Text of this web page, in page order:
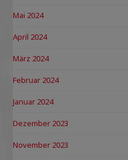
Mai 2024
April 2024
März 2024
Februar 2024
Januar 2024
Dezember 2023
November 2023